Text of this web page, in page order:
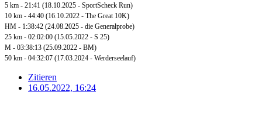
5 km - 21:41 (18.10.2025 - SportScheck Run)
10 km - 44:40 (16.10.2022 - The Great 10K)
HM - 1:38:42 (24.08.2025 - die Generalprobe)
25 km - 02:02:00 (15.05.2022 - S 25)
M - 03:38:13 (25.09.2022 - BM)
50 km - 04:32:07 (17.03.2024 - Werderseelauf)
Zitieren
16.05.2022, 16:24